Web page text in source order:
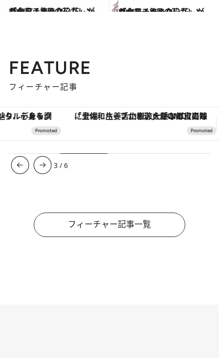
2021.7.1
「今日、飾りたい花」がわかる！ 7月の花カレンダーをチェック
ライフスタイル 2021.6.1
「今日、飾りたい花」がわかる！ 6月の花カレンダーをチェック
ライフスタイル
FEATURE
フィーチャー記事
「土佐和ハーブかき氷」がOMO7高知に登場！生姜、山椒、大葉など目にも舌にも涼を呼ぶ郷土の味
3 /6
フィーチャー記事一覧